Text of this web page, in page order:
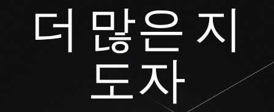
더 많은 지
도자